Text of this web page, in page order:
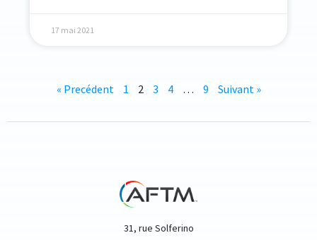
17 mai 2021
« Precédent 1 2 3 4 … 9 Suivant »
31, rue Solferino